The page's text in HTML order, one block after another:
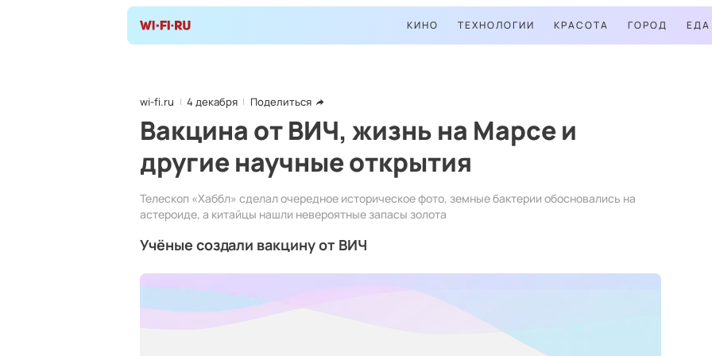
КИНО ТЕХНОЛОГИИ КРАСОТА ГОРОД ЕДА
wi-fi.ru 4 декабря Поделиться
Вакцина от ВИЧ, жизнь на Марсе и
другие научные открытия
Телескоп «Хаббл» сделал очередное историческое фото, земные бактерии обосновались на
астероиде, а китайцы нашли невероятные запасы золота
Учёные создали вакцину от ВИЧ